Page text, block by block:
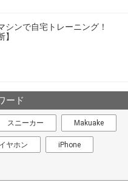
シンで自宅トレーニング！
】
ード
スニーカー Makuake
ヤホン iPhone